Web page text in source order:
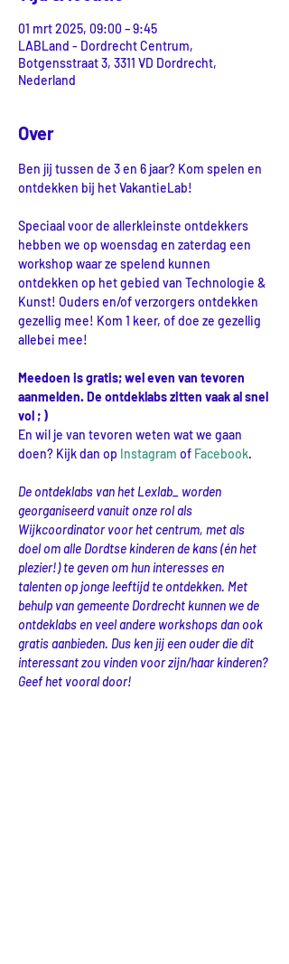
01 mrt 2025, 09:00 – 9:45
LABLand - Dordrecht Centrum,
Botgensstraat 3, 3311 VD Dordrecht,
Nederland
Over
Ben jij tussen de 3 en 6 jaar? Kom spelen en
ontdekken bij het VakantieLab!
Speciaal voor de allerkleinste ontdekkers
hebben we op woensdag en zaterdag een
workshop waar ze spelend kunnen
ontdekken op het gebied van Technologie &
Kunst! Ouders en/of verzorgers ontdekken
gezellig mee! Kom 1 keer, of doe ze gezellig
allebei mee!
Meedoen is gratis; wel even van tevoren
aanmelden. De ontdeklabs zitten vaak al snel
vol ; )
En wil je van tevoren weten wat we gaan
doen? Kijk dan op Instagram of Facebook.
De ontdeklabs van het Lexlab_ worden
georganiseerd vanuit onze rol als
Wijkcoordinator voor het centrum, met als
doel om alle Dordtse kinderen de kans (én het
plezier!) te geven om hun interesses en
talenten op jonge leeftijd te ontdekken. Met
behulp van gemeente Dordrecht kunnen we de
ontdeklabs en veel andere workshops dan ook
gratis aanbieden. Dus ken jij een ouder die dit
interessant zou vinden voor zijn/haar kinderen?
Geef het vooral door!